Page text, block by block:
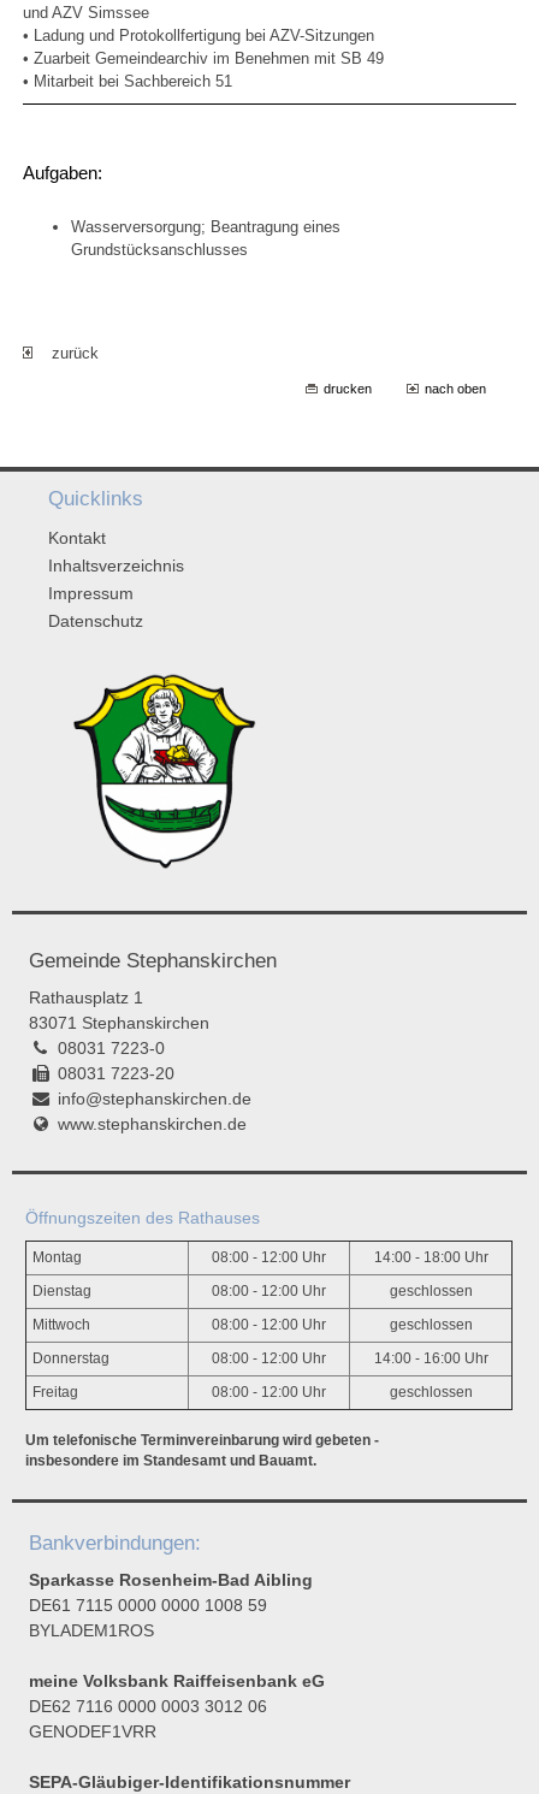
und AZV Simssee
• Ladung und Protokollfertigung bei AZV-Sitzungen
• Zuarbeit Gemeindearchiv im Benehmen mit SB 49
• Mitarbeit bei Sachbereich 51
Aufgaben:
Wasserversorgung; Beantragung eines
Grundstücksanschlusses
zurück
drucken nach oben
Quicklinks
Kontakt
Inhaltsverzeichnis
Impressum
Datenschutz
Gemeinde Stephanskirchen
Rathausplatz 1
83071 Stephanskirchen
08031 7223-0
08031 7223-20
info@stephanskirchen.de
www.stephanskirchen.de
Öffnungszeiten des Rathauses
Montag 08:00 - 12:00 Uhr 14:00 - 18:00 Uhr
Dienstag 08:00 - 12:00 Uhr geschlossen
Mittwoch 08:00 - 12:00 Uhr geschlossen
Donnerstag 08:00 - 12:00 Uhr 14:00 - 16:00 Uhr
Freitag 08:00 - 12:00 Uhr geschlossen
Um telefonische Terminvereinbarung wird gebeten -
insbesondere im Standesamt und Bauamt.
Bankverbindungen:
Sparkasse Rosenheim-Bad Aibling
DE61 7115 0000 0000 1008 59
BYLADEM1ROS
meine Volksbank Raiffeisenbank eG
DE62 7116 0000 0003 3012 06
GENODEF1VRR
SEPA-Gläubiger-Identifikationsnummer